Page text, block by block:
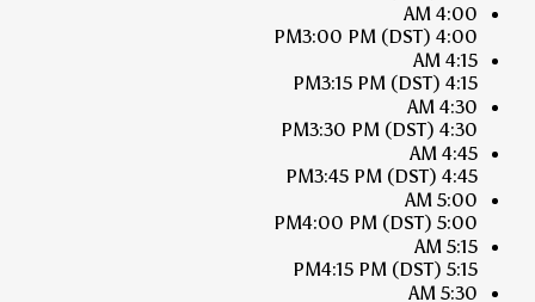
4:00 AM
4:00 PM
3:00 PM (DST)
4:15 AM
4:15 PM
3:15 PM (DST)
4:30 AM
4:30 PM
3:30 PM (DST)
4:45 AM
4:45 PM
3:45 PM (DST)
5:00 AM
5:00 PM
4:00 PM (DST)
5:15 AM
5:15 PM
4:15 PM (DST)
5:30 AM